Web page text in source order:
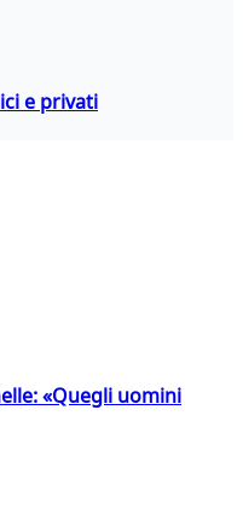
e privati
«Quegli uomini